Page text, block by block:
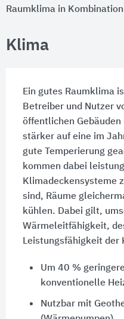
Raumklima in
Klima
Ein gutes Raumklima
Betreiber und Nutzer
öffentlichen
stärker auf eine im
gute Temperierung
kommen dabei
Klimadeckensysteme
sind, Räume
kühlen. Dabei gilt,
Wärmeleitfähigkeit,
Leistungsfähigkeit der
Um 40 %
konventionelle
Nutzbar mit